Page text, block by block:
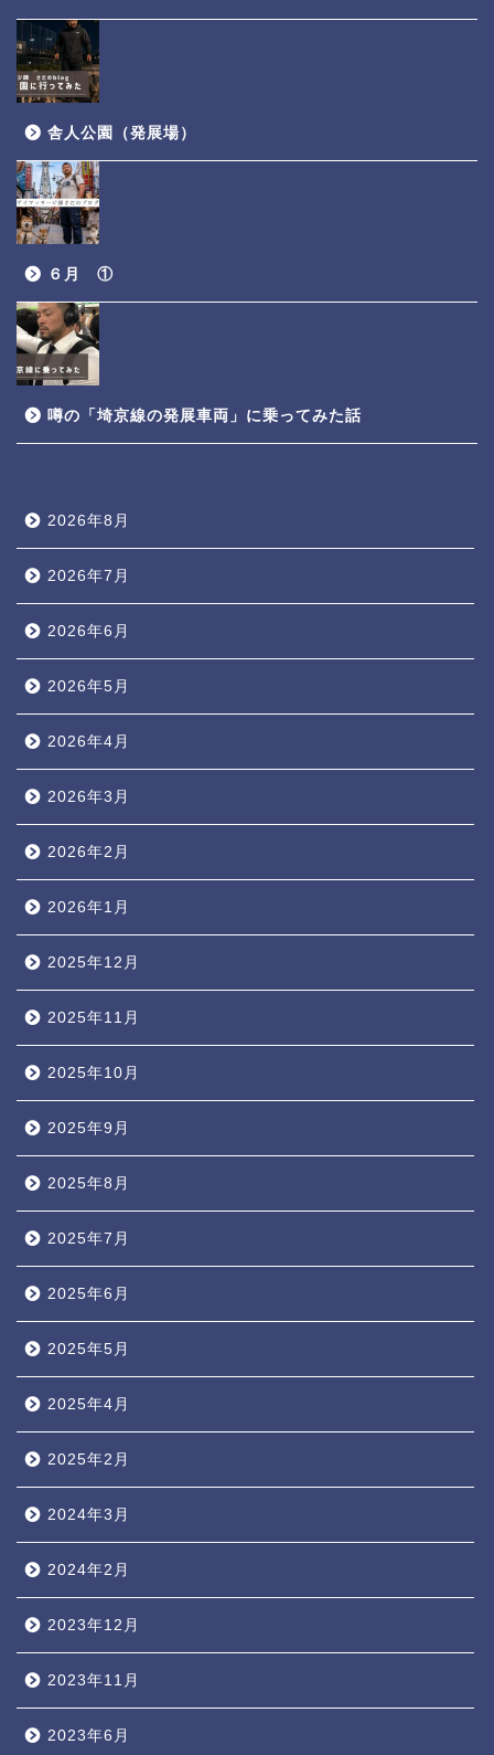
舎人公園（発展場）
６月 ①
噂の「埼京線の発展車両」に乗ってみた話
2026年8月
2026年7月
2026年6月
2026年5月
2026年4月
2026年3月
2026年2月
2026年1月
2025年12月
2025年11月
2025年10月
2025年9月
2025年8月
2025年7月
2025年6月
2025年5月
2025年4月
2025年2月
2024年3月
2024年2月
2023年12月
2023年11月
2023年6月